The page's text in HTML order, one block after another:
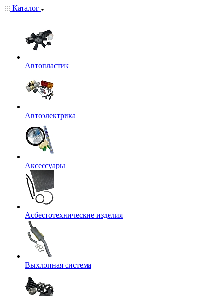
Каталог
Автопластик
Автоэлектрика
Аксессуары
Асбестотехнические изделия
Выхлопная система